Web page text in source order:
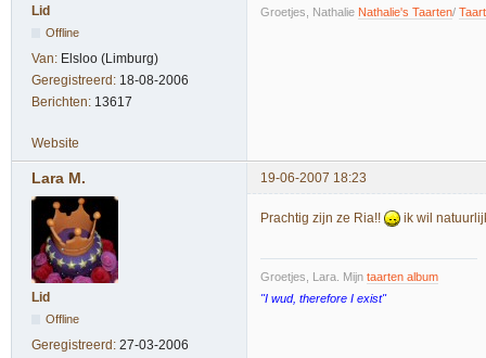
Lid
Offline
Van: Elsloo (Limburg)
Geregistreerd: 18-08-2006
Berichten: 13617
Groetjes, Nathalie Nathalie's Taarten/
Website
Lara M. 19-06-2007 18:23
Lid
Offline
Geregistreerd: 27-03-2006
Prachtig zijn ze Ria!! ik wil
Groetjes, Lara. Mijn taarten album
"I wud, therefore I exist"